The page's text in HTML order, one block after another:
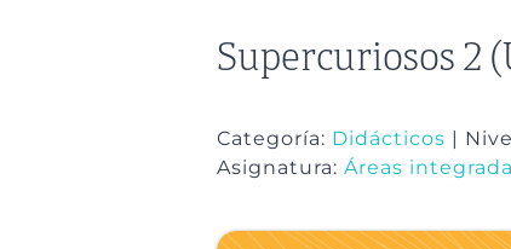
Supercuriosos 2
Categoría: Didácticos |
Asignatura:Áreas